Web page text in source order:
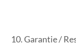
Garantie /